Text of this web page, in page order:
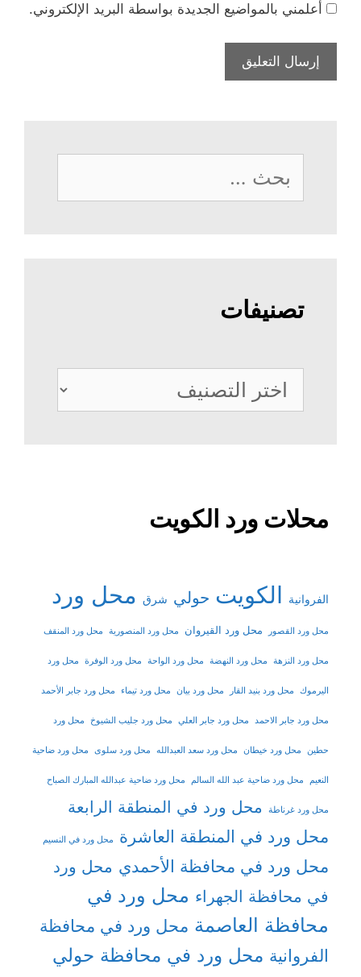
أعلمني بالمواضيع الجديدة بواسطة البريد الإلكتروني.
عن:
تصنيفات
تصنيفات
محلات ورد الكويت
الفروانية الكويت حولي شرق محل ورد
محل ورد القصور محل ورد القيروان محل ورد المنصورية محل ورد المنقف
محل ورد النزهة محل ورد النهضة محل ورد الواحة محل ورد الوفرة محل ورد
اليرموك محل ورد بنيد القار محل ورد بيان محل ورد تيماء محل ورد جابر الأحمد
محل ورد جابر الاحمد محل ورد جابر العلي محل ورد جليب الشيوخ محل ورد
حطين محل ورد خيطان محل ورد سعد العبدالله محل ورد سلوى محل ورد ضاحية
النعيم محل ورد ضاحية عبد الله السالم محل ورد ضاحية عبدالله المبارك الصباح
محل ورد غرناطة
محل ورد في المنطقة الرابعة
محل ورد في المنطقة العاشرة
محل ورد في النسيم
محل ورد في محافظة الأحمدي محل ورد
في محافظة الجهراء محل ورد في
محافظة العاصمة محل ورد في محافظة
الفروانية محل ورد في محافظة حولي